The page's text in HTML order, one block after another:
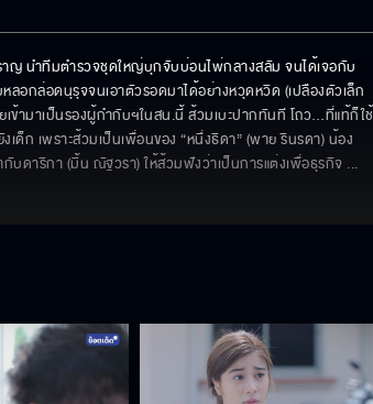
าญ นำทีมตำรวจชุดใหญ่บุกจับบ่อนไพ่กลางสลัม จนได้เจอกับ
อกล่อดนุรุจจนเอาตัวรอดมาได้อย่างหวุดหวิด (เปลืองตัวเล็ก
ข้ามาเป็นรองผู้กำกับฯในสน.นี้ ส้วมเบะปากทันที โถว…ที่แท้ก็ใช้
ก เพราะส้วมเป็นเพื่อนของ “หนึ่งธิดา” (พาย รินรดา) น้อง
กับดาริกา (มิ้น ณัฐวรา) ให้ส้วมฟังว่าเป็นการแต่งเพื่อธุรกิจ ...